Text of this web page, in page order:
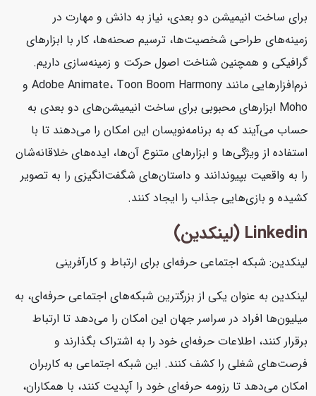
برای ساخت انیمیشن دو بعدی، نیاز به دانش و مهارت در
زمینه‌های طراحی شخصیت‌ها، ترسیم صحنه‌ها، کار با ابزارهای
گرافیکی و همچنین شناخت اصول حرکت و زمینه‌سازی داریم.
نرم‌افزارهایی مانند Adobe Animate، Toon Boom Harmony و
Moho ابزارهای محبوبی برای ساخت انیمیشن‌های دو بعدی به
حساب می‌آیند که به برنامه‌نویسان این امکان را می‌دهند تا با
استفاده از ویژگی‌ها و ابزارهای متنوع آن‌ها، ایده‌های خلاقانه‌شان
را به واقعیت بپیوندانند و داستان‌های شگفت‌انگیزی را به تصویر
کشیده و بازی‌هایی جذاب را ایجاد کنند.
Linkedin (لینکدین)
لینکدین: شبکه اجتماعی حرفه‌ای برای ارتباط و کارآفرینی
لینکدین به عنوان یکی از بزرگترین شبکه‌های اجتماعی حرفه‌ای، به
میلیون‌ها افراد در سراسر جهان این امکان را می‌دهد تا ارتباط
برقرار کنند، اطلاعات حرفه‌ای خود را به اشتراک بگذارند و
فرصت‌های شغلی را کشف کنند. این شبکه اجتماعی به کاربران
امکان می‌دهد تا رزومه حرفه‌ای خود را آپدیت کنند، با همکاران،